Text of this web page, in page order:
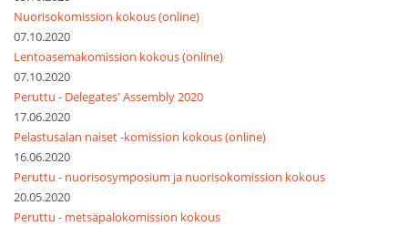
Nuorisokomission kokous (online)
07.10.2020
Lentoasemakomission kokous (online)
07.10.2020
Peruttu - Delegates' Assembly 2020
17.06.2020
Pelastusalan naiset -komission kokous (online)
16.06.2020
Peruttu - nuorisosymposium ja nuorisokomission kokous
20.05.2020
Peruttu - metsäpalokomission kokous